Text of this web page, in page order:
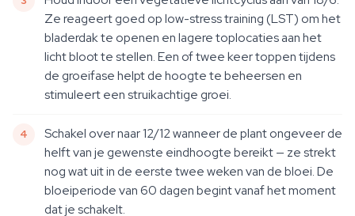
Ze reageert goed op low-stress training (LST) om het
bladerdak te openen en lagere toplocaties aan het
licht bloot te stellen. Een of twee keer toppen tijdens
de groeifase helpt de hoogte te beheersen en
stimuleert een struikachtige groei.
Schakel over naar 12/12 wanneer de plant ongeveer de
helft van je gewenste eindhoogte bereikt — ze strekt
nog wat uit in de eerste twee weken van de bloei. De
bloeiperiode van 60 dagen begint vanaf het moment
dat je schakelt.